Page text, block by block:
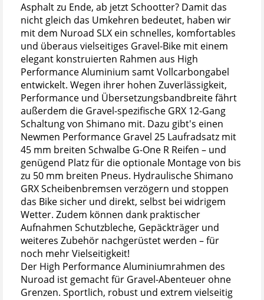
Asphalt zu Ende, ab jetzt Schootter? Damit das
nicht gleich das Umkehren bedeutet, haben wir
mit dem Nuroad SLX ein schnelles, komfortables
und überaus vielseitiges Gravel-Bike mit einem
elegant konstruierten Rahmen aus High
Performance Aluminium samt Vollcarbongabel
entwickelt. Wegen ihrer hohen Zuverlässigkeit,
Performance und Übersetzungsbandbreite fährt
außerdem die Gravel-spezifische GRX 12-Gang
Schaltung von Shimano mit. Dazu gibt's einen
Newmen Performance Gravel 25 Laufradsatz mit
45 mm breiten Schwalbe G-One R Reifen – und
genügend Platz für die optionale Montage von bis
zu 50 mm breiten Pneus. Hydraulische Shimano
GRX Scheibenbremsen verzögern und stoppen
das Bike sicher und direkt, selbst bei widrigem
Wetter. Zudem können dank praktischer
Aufnahmen Schutzbleche, Gepäckträger und
weiteres Zubehör nachgerüstet werden – für
noch mehr Vielseitigkeit!
Der High Performance Aluminiumrahmen des
Nuroad ist gemacht für Gravel-Abenteuer ohne
Grenzen. Sportlich, robust und extrem vielseitig